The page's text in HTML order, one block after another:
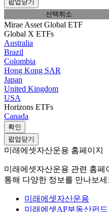
팝업닫기
선택취소
Mirae Asset Global ETF
Global X ETFs
Australia
Brazil
Colombia
Hong Kong SAR
Japan
United Kingdom
USA
Horizons ETFs
Canada
확인
팝업닫기
미래에셋자산운용 홈페이지
미래에셋자산운용 관련 홈페
통해 다양한 정보를 만나보세
미래에셋자산운용
미래에셋AP부동산펀드